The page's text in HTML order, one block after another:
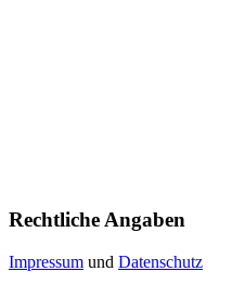
Rechtliche Angaben
Impressum und Datenschutz